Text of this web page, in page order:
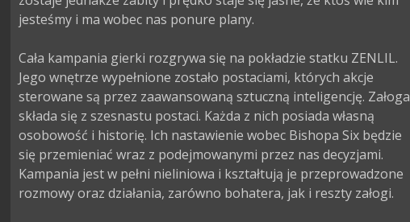
jesteśmy i ma wobec nas ponure plany.
Cała kampania gierki rozgrywa się na pokładzie statku ZENLIL.
Jego wnętrze wypełnione zostało postaciami, których akcje
sterowane są przez zaawansowaną sztuczną inteligencję. Załoga
składa się z szesnastu postaci. Każda z nich posiada własną
osobowość i historię. Ich nastawienie wobec Bishopa Six będzie
się przemieniać wraz z podejmowanymi przez nas decyzjami.
Kampania jest w pełni nieliniowa i kształtują je przeprowadzone
rozmowy oraz działania, zarówno bohatera, jak i reszty załogi.